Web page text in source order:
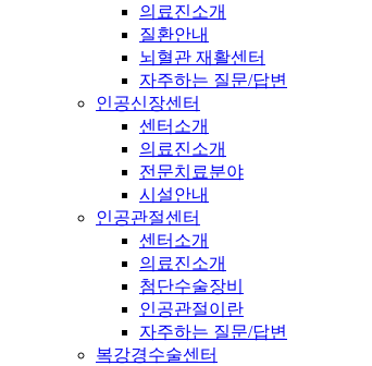
의료진소개
질환안내
뇌혈관 재활센터
자주하는 질문/답변
인공신장센터
센터소개
의료진소개
전문치료분야
시설안내
인공관절센터
센터소개
의료진소개
첨단수술장비
인공관절이란
자주하는 질문/답변
복강경수술센터